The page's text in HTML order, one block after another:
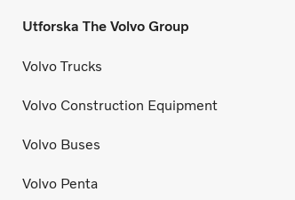
Utforska The Volvo Group
Volvo Trucks
Volvo Construction Equipment
Volvo Buses
Volvo Penta